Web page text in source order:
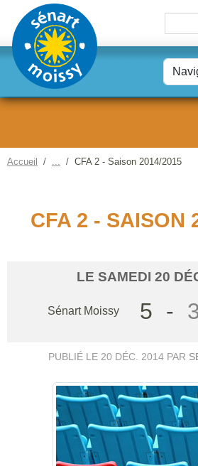
Accueil CFA 2 - Saison 2014/2015
CFA 2 - SAISON
LE SAMEDI 20
Sénart Moissy 5 -
PUBLIÉ LE 20 DÉC. 2014 PAR
Panneau de gestion des cookies